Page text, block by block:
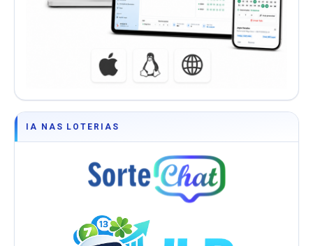
IA NAS LOTERIAS